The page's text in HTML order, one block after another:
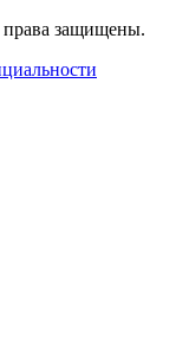
защищены.